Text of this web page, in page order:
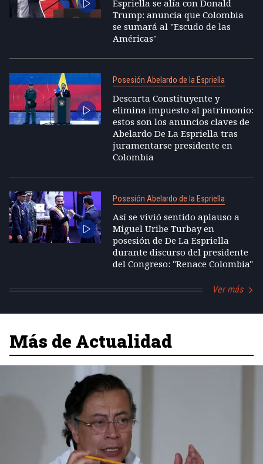
Espriella se alía con Donald
Trump: anuncia que Colombia
se sumará al "Escudo de las
Américas"
Posesión Abelardo de la Espriella
Descarta Constituyente y
elimina impuesto al patrimonio:
estos son los anuncios claves de
Abelardo De La Espriella tras
juramentarse presidente en
Colombia
Posesión Abelardo de la Espriella
Así se vivió sentido aplauso a
Miguel Uribe Turbay en
posesión de De La Espriella
durante discurso del presidente
del Congreso: "Renace Colombia"
Ver más
Más de Actualidad